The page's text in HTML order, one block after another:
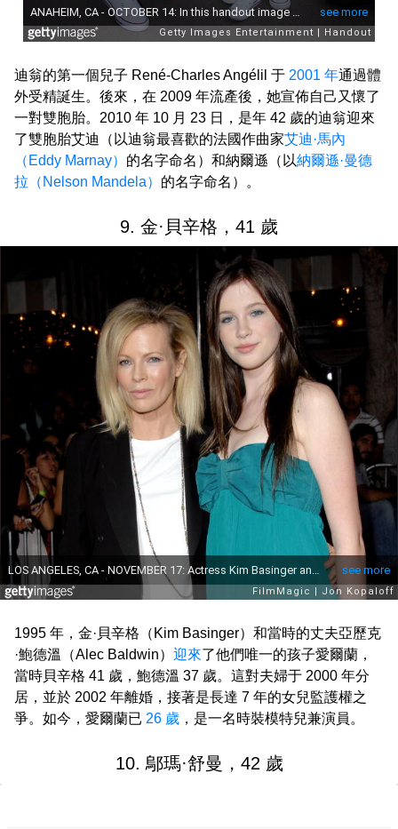
迪翁的第一個兒子 René-Charles Angélil 于 2001 年通過體
外受精誕生。後來，在 2009 年流產後，她宣佈自己又懷了
一對雙胞胎。2010 年 10 月 23 日，是年 42 歲的迪翁迎來
了雙胞胎艾迪（以迪翁最喜歡的法國作曲家艾迪·馬內
（Eddy Marnay） 的名字命名）和納爾遜（以納爾遜·曼德
拉（Nelson Mandela） 的名字命名）。
9. 金·貝辛格，41 歲
1995 年，金·貝辛格（Kim Basinger）和當時的丈夫亞歷克
·鮑德溫（Alec Baldwin） 迎來了他們唯一的孩子愛爾蘭，
當時貝辛格 41 歲，鮑德溫 37 歲。這對夫婦于 2000 年分
居，並於 2002 年離婚，接著是長達 7 年的女兒監護權之
爭。如今，愛爾蘭已 26 歲 ，是一名時裝模特兒兼演員。
10. 鄔瑪·舒曼，42 歲